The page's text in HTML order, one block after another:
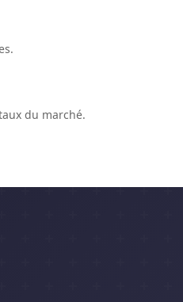
du marché.